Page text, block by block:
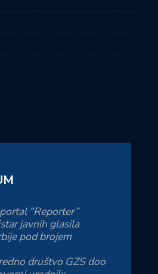
“Reporter”
javnih glasila
pod brojem
društvo GZS doo